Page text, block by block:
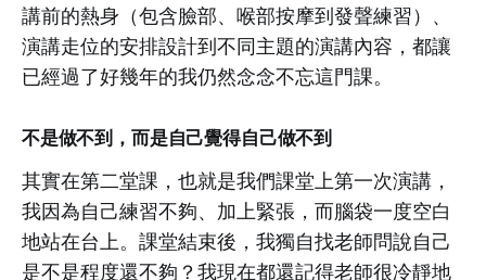
講前的熱身（包含臉部、喉部按摩到發聲練習）、
演講走位的安排設計到不同主題的演講內容，都讓
已經過了好幾年的我仍然念念不忘這門課。
不是做不到，而是自己覺得自己做不到
其實在第二堂課，也就是我們課堂上第一次演講，
我因為自己練習不夠、加上緊張，而腦袋一度空白
地站在台上。課堂結束後，我獨自找老師問說自己
是不是程度還不夠？我現在都還記得老師很冷靜地